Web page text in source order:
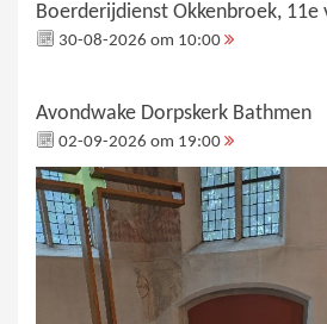
Boerderijdienst Okkenbroek, 11e
30-08-2026 om 10:00
Avondwake Dorpskerk Bathmen
02-09-2026 om 19:00